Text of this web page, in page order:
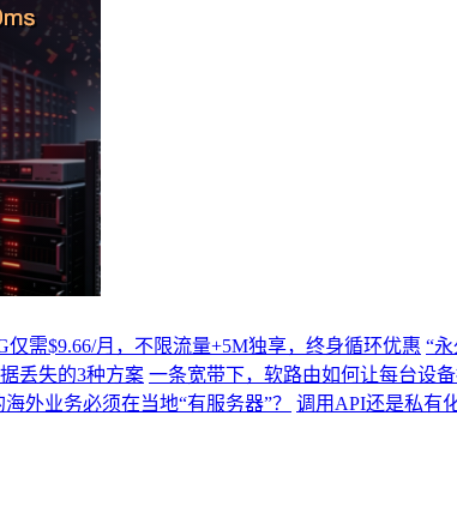
仅需$9.66/月，不限流量+5M独享，终身循环优惠 “
丢失的3种方案 一条宽带下，软路由如何让每台设备
外业务必须在当地“有服务器”？ 调用API还是私有